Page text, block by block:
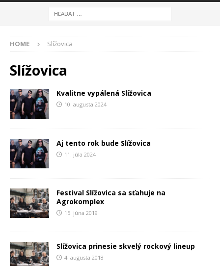
HOME Slížovica
Slížovica
Kvalitne vypálená Slížovica
10. augusta 2024
Aj tento rok bude Slížovica
11. júla 2024
Festival Slížovica sa sťahuje na
Agrokomplex
15. júna 2019
Slížovica prinesie skvelý rockový lineup
4. augusta 2018